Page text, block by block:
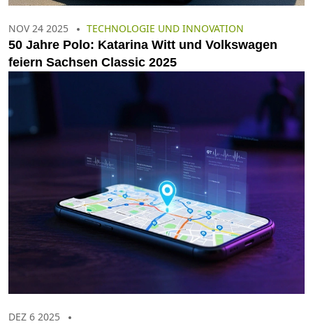
NOV 24 2025 TECHNOLOGIE UND INNOVATION
50 Jahre Polo: Katarina Witt und Volkswagen
feiern Sachsen Classic 2025
DEZ 6 2025